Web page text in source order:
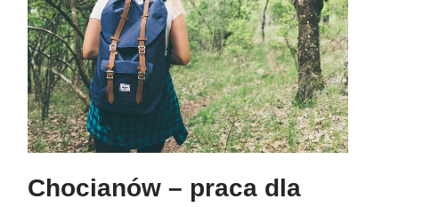
Chocianów – praca dla